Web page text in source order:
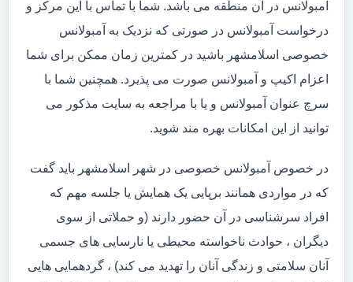
آمبولانس در آن منطقه می باشد. شما با تماس با این مرکز و
درخواست آمبولانس در صورتی که نزدیک به آمبولانس
خصوصی اسلامشهر باشید در کمترین زمان ممکن برای شما
اعزام اکیپ و آمبولانس صورت می پذیرد. همچنین شما با
سرچ عنوان آمبولانس و یا با مراجعه به سایت مذکور می
توانید از این امکانات بهره مند شوید.
در خصوص آمبولانس خصوصی در شهر اسلامشهر باید گفت
که در مواردی همانند برپایی یک همایش یا جلسه مهم که
افراد سرشناسی در آن حضور دارند (و حملاتی از سوی
دیگران ، حوادث ناخواسته محیطی یا نارسایی های جسمی
آنان سلامتی و زندگی آنان را تهدید می کند) ، گردهمایی هایی